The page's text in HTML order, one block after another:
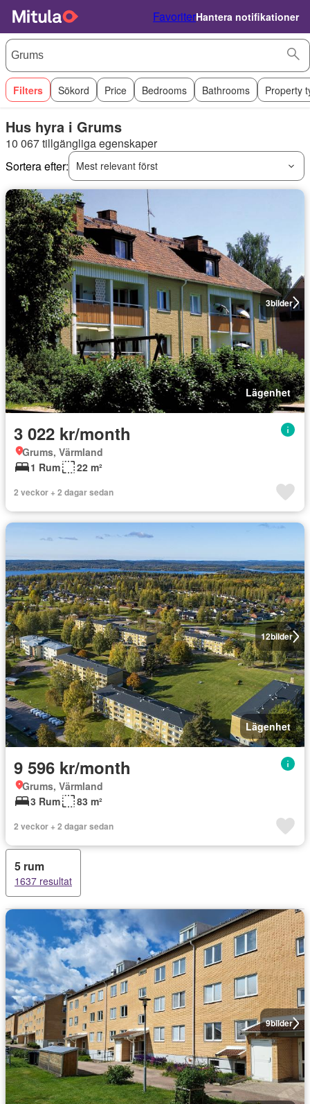
FavoriterHantera notifikationer
Filters Sökord Price Bedrooms Bathrooms Property
Hus hyra i Grums
10 067 tillgängliga egenskaper
Sortera efter:
Mest relevant först
3bilder
Lägenhet
3 022 kr/month
Grums, Värmland
1 Rum
22 m²
2 veckor + 2 dagar sedan
12bilder
Lägenhet
9 596 kr/month
Grums, Värmland
3 Rum
83 m²
2 veckor + 2 dagar sedan
5 rum
1637 resultat
9bilder